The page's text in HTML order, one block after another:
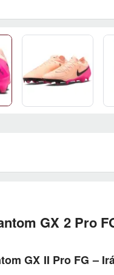
GX 2 Pro
GX II Pro FG –